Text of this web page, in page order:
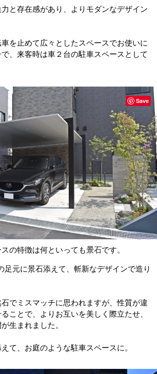
と存在感があり、よりモダンなデザイン
を止めて広々としたスペースでお使いに
、来客時は車２台の駐車スペースとして
の特徴は何といっても景石です。
足元に景石添えて、斬新なデザインで造り
でミスマッチに思われますが、性質が違
ことで、よりお互いを美しく際立たせ、
生まれました。
て、お庭のような駐車スペースに。
Save